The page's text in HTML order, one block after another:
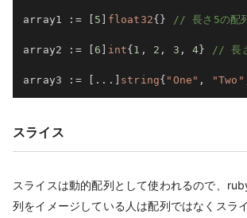
array1 := [ 5 ] float32{} // 長さ5の配
array2 := [6 ] int{1 , 2 , 3 , 4} // 長さ
array3 := [ ... ] string{ "One" , "Two"
スライス
スライスは動的配列として使われるので、
列をイメージしている人は配列ではなくスラ